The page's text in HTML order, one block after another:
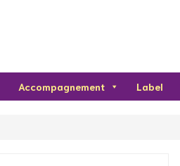
Accompagnement Label